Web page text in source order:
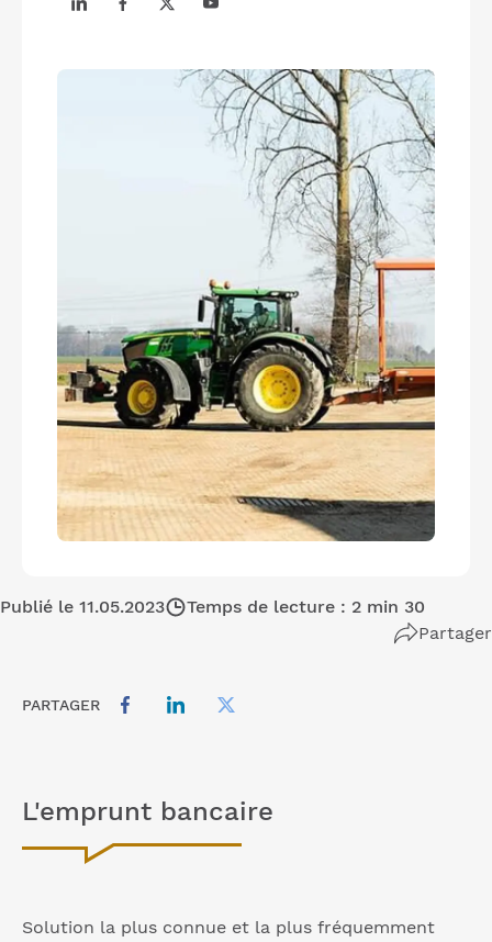
Publié le 11.05.2023
Temps de lecture : 2 min 30
Partager
PARTAGER
L'emprunt bancaire
Solution la plus connue et la plus fréquemment